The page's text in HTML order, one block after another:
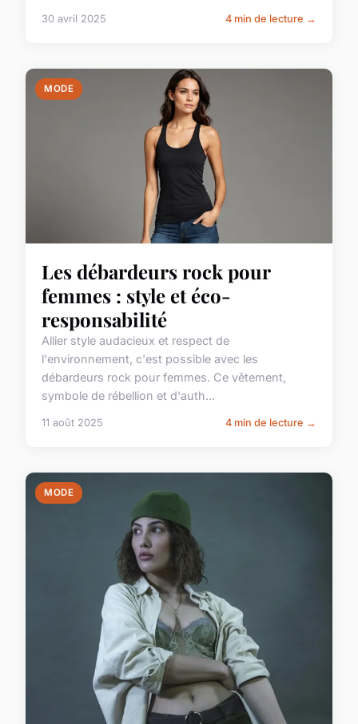
30 avril 2025 4 min de lecture →
MODE
Les débardeurs rock pour
femmes : style et éco-
responsabilité
Allier style audacieux et respect de
l'environnement, c'est possible avec les
débardeurs rock pour femmes. Ce vêtement,
symbole de rébellion et d'auth...
11 août 2025 4 min de lecture →
MODE